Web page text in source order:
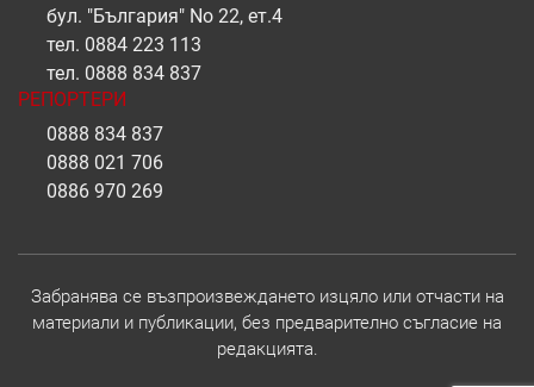
бул. "България" No 22, ет.4
тел. 0884 223 113
тел. 0888 834 837
РЕПОРТЕРИ
0888 834 837
0888 021 706
0886 970 269
Забранява се възпроизвеждането изцяло или отчасти на
материали и публикации, без предварително съгласие на
редакцията.